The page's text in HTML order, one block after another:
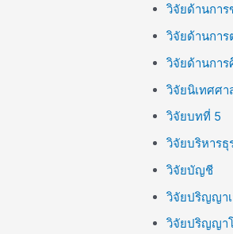
วิจัยด้านการ
วิจัยด้านการ
วิจัยด้านการ
วิจัยนิเทศศา
วิจัยบทที่ 5
วิจัยบริหารธุ
วิจัยบัญชี
วิจัยปริญญา
วิจัยปริญญา